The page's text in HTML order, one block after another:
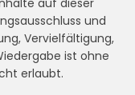
und
Vervielfältigung,
ist ohne
erlaubt.